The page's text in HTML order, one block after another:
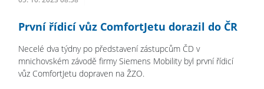
První řídicí vůz ComfortJetu dorazil do ČR
Necelé dva týdny po představení zástupcům ČD v
mnichovském závodě firmy Siemens Mobility byl první řídicí
vůz ComfortJetu dopraven na ŽZO.